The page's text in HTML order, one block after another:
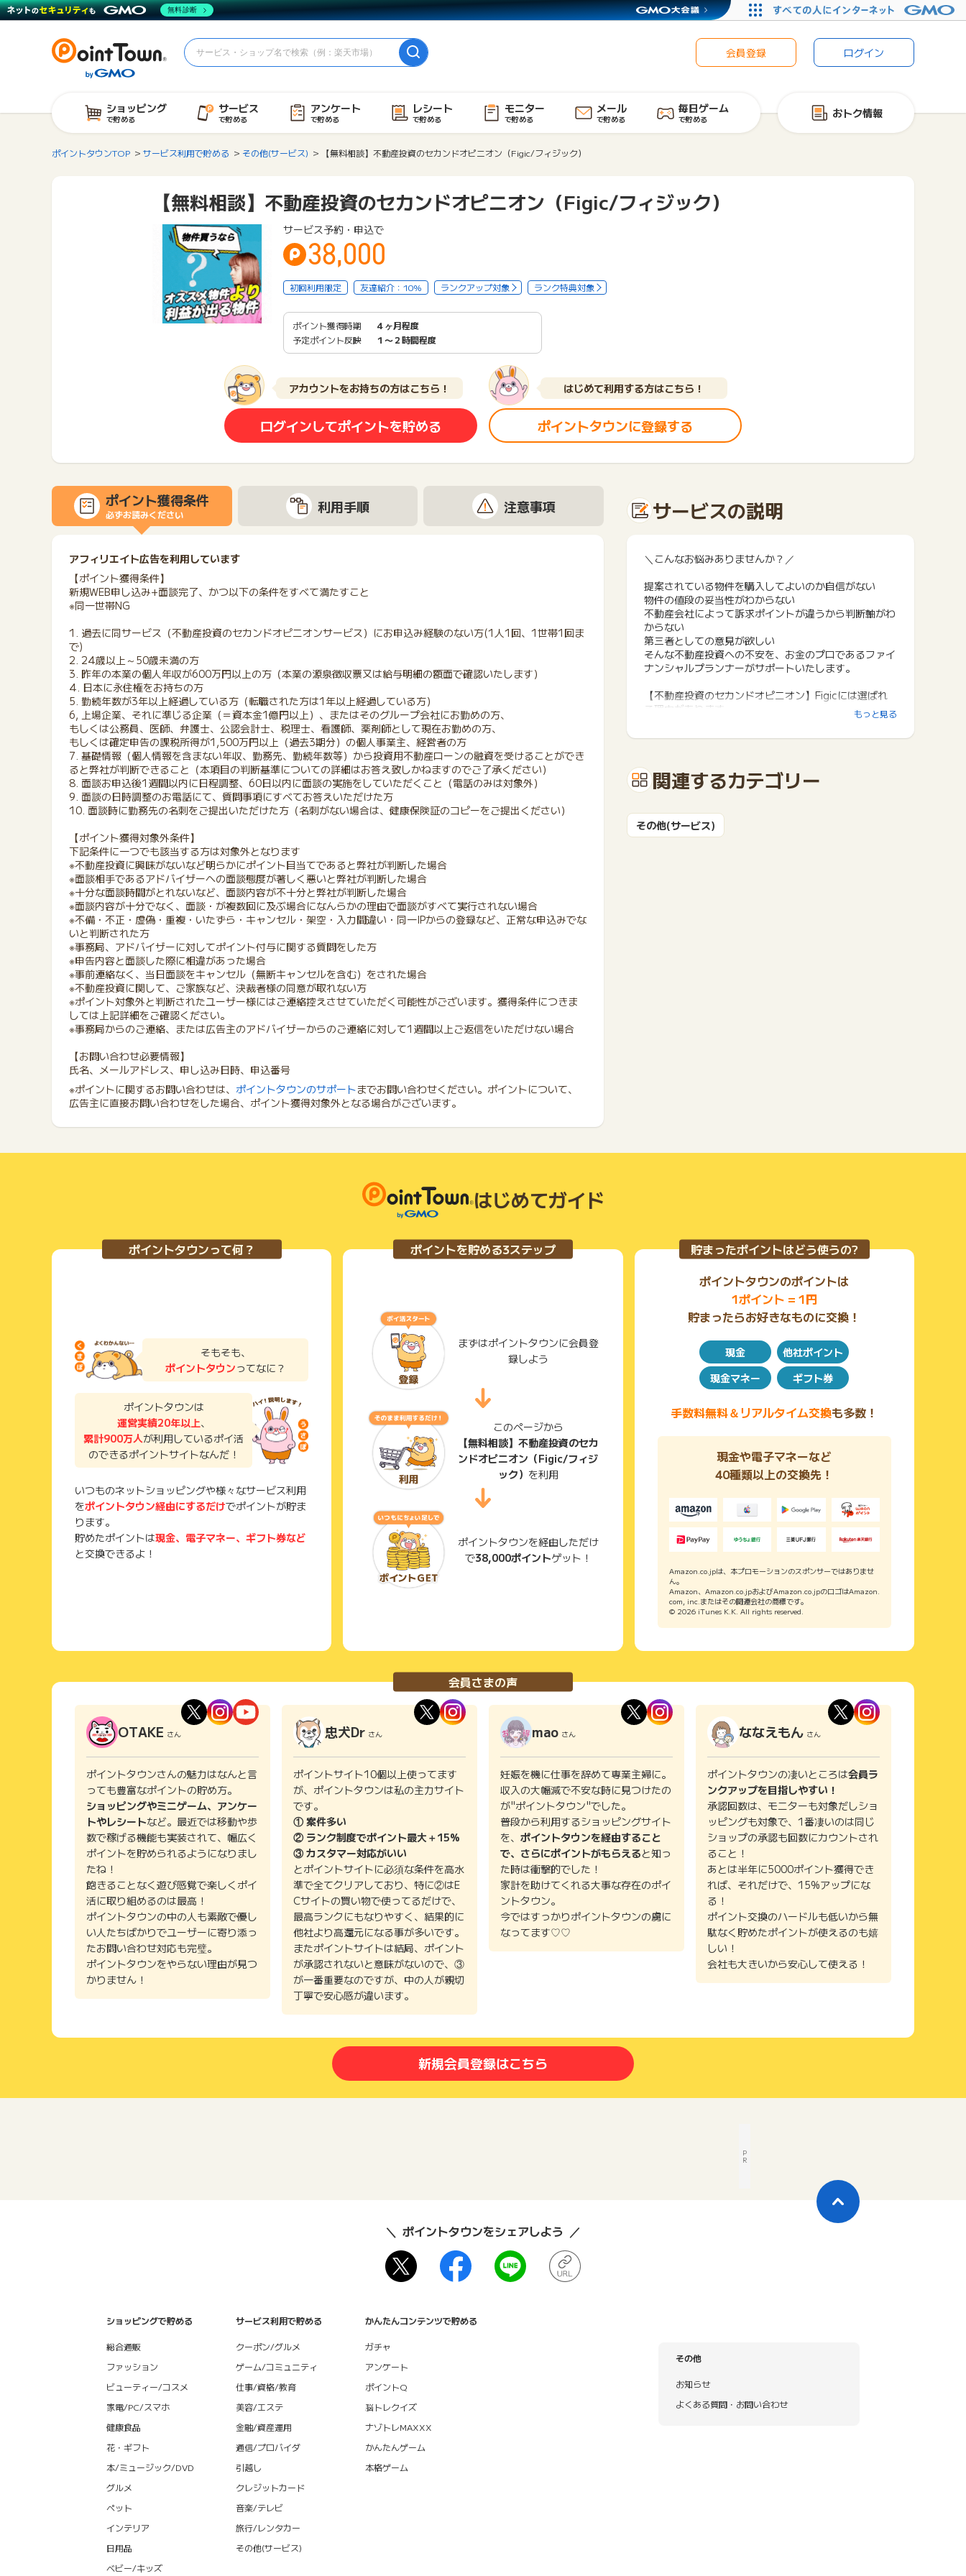
会員登録 ログイン
ショッピング
で貯める
サービス
で貯める
アンケート
で貯める
レシート
で貯める
モニター
で貯める
メール
で貯める
毎日ゲーム
で貯める おトク情報
ポイントタウンTOP サービス利用で貯める その他(サービス) 【無料相談】不動産投資のセカンドオピニオン（Figic/フィジック）
【無料相談】不動産投資のセカンドオピニオン（Figic/フィジック）
サービス予約・申込で
38,000
初回利用限定 友達紹介：10% ランクアップ対象 ランク特典対象
ポイント獲得時期
４ヶ月程度
予定ポイント反映
１〜２時間程度
アカウントをお持ちの方はこちら！
ログインしてポイントを貯める
はじめて利用する方はこちら！
ポイントタウンに登録する
ポイント獲得条件
必ずお読みください 利用手順 注意事項
アフィリエイト広告を利用しています
【ポイント獲得条件】
新規WEB申し込み+面談完了、かつ以下の条件をすべて満たすこと
※同一世帯NG
1. 過去に同サービス（不動産投資のセカンドオピニオンサービス）にお申込み経験のない方(1人1回、1世帯1回ま
で)
2. 24歳以上～50歳未満の方
3. 昨年の本業の個人年収が600万円以上の方（本業の源泉徴収票又は給与明細の額面で確認いたします）
4. 日本に永住権をお持ちの方
5. 勤続年数が3年以上経過している方（転職された方は1年以上経過している方）
6, 上場企業、それに準じる企業（＝資本金1億円以上）、またはそのグループ会社にお勤めの方、
もしくは公務員、医師、弁護士、公認会計士、税理士、看護師、薬剤師として現在お勤めの方、
もしくは確定申告の課税所得が1,500万円以上（過去3期分）の個人事業主、経営者の方
7. 基礎情報（個人情報を含まない年収、勤務先、勤続年数等）から投資用不動産ローンの融資を受けることができ
ると弊社が判断できること（本項目の判断基準についての詳細はお答え致しかねますのでご了承ください）
8. 面談お申込後1週間以内に日程調整、60日以内に面談の実施をしていただくこと（電話のみは対象外）
9. 面談の日時調整のお電話にて、質問事項にすべてお答えいただけた方
10. 面談時に勤務先の名刺をご提出いただけた方（名刺がない場合は、健康保険証のコピーをご提出ください）
【ポイント獲得対象外条件】
下記条件に一つでも該当する方は対象外となります
※不動産投資に興味がないなど明らかにポイント目当てであると弊社が判断した場合
※面談相手であるアドバイザーへの面談態度が著しく悪いと弊社が判断した場合
※十分な面談時間がとれないなど、面談内容が不十分と弊社が判断した場合
※面談内容が十分でなく、面談・が複数回に及ぶ場合になんらかの理由で面談がすべて実行されない場合
※不備・不正・虚偽・重複・いたずら・キャンセル・架空・入力間違い・同一IPからの登録など、正常な申込みでな
いと判断された方
※事務局、アドバイザーに対してポイント付与に関する質問をした方
※申告内容と面談した際に相違があった場合
※事前連絡なく、当日面談をキャンセル（無断キャンセルを含む）をされた場合
※不動産投資に関して、ご家族など、決裁者様の同意が取れない方
※ポイント対象外と判断されたユーザー様にはご連絡控えさせていただく可能性がございます。獲得条件につきま
しては上記詳細をご確認ください。
※事務局からのご連絡、または広告主のアドバイザーからのご連絡に対して1週間以上ご返信をいただけない場合
【お問い合わせ必要情報】
氏名、メールアドレス、申し込み日時、申込番号
※ポイントに関するお問い合わせは、 ポイントタウンのサポートまでお問い合わせください。ポイントについて、
広告主に直接お問い合わせをした場合、ポイント獲得対象外となる場合がございます。
サービスの説明
＼こんなお悩みありませんか？／
提案されている物件を購入してよいのか自信がない
物件の値段の妥当性がわからない
不動産会社によって訴求ポイントが違うから判断軸がわ
からない
第三者としての意見が欲しい
そんな不動産投資への不安を、お金のプロであるファイ
ナンシャルプランナーがサポートいたします。
【不動産投資のセカンドオピニオン】Figicには選ばれ
る理由があります。
不動産を所有しない第三者の視点で、ファイナンシャル
にあなたに合った資産形成をご提案します
不動産投資における物件選定のポイントをロジカルにお
物件購入前にぜひ一度ご相談ください！
もっと見る
関連するカテゴリー
その他(サービス)
はじめてガイド
ポイントタウンって何？
そもそも、
ポイントタウンってなに？
ポイントタウンは
運営実績20年以上、
累計900万人が利用しているポイ活
のできるポイントサイトなんだ！
いつものネットショッピングや様々なサービス利用
をポイントタウン経由にするだけでポイントが貯ま
ります。
貯めたポイントは現金、電子マネー、ギフト券など
と交換できるよ！
ポイントを貯める3ステップ
まずはポイントタウンに会員登
録しよう
このページから
【無料相談】不動産投資のセカ
ンドオピニオン（Figic/フィジ
ック） を利用
ポイントタウンを経由しただけ
で38,000ポイントゲット！
貯まったポイントはどう使うの?
ポイントタウンのポイントは
1ポイント = 1円
貯まったらお好きなものに交換！
現金
他社ポイント
現金マネー
ギフト券
手数料無料＆リアルタイム交換も多数！
現金や電子マネーなど
40種類以上の交換先！
Amazon.co.jpは、本プロモーションのスポンサーではありませ
ん。
Amazon、Amazon.co.jpおよびAmazon.co.jpのロゴはAmazon.
com, inc.またはその関連会社の商標です。
© 2026 iTunes K.K. All rights reserved.
会員さまの声
OTAKE さん
ポイントタウンさんの魅力はなんと言
っても豊富なポイントの貯め方。
ショッピングやミニゲーム、アンケー
トやレシートなど。最近では移動や歩
数で稼げる機能も実装されて、幅広く
ポイントを貯められるようになりまし
たね！
飽きることなく遊び感覚で楽しくポイ
活に取り組めるのは最高！
ポイントタウンの中の人も素敵で優し
い人たちばかりでユーザーに寄り添っ
たお問い合わせ対応も完璧。
ポイントタウンをやらない理由が見つ
かりません！
忠犬Dr さん
ポイントサイト10個以上使ってます
が、ポイントタウンは私の主力サイト
です。
① 案件多い
② ランク制度でポイント最大＋15%
③ カスタマー対応がいい
とポイントサイトに必須な条件を高水
準で全てクリアしており、特に②はE
Cサイトの買い物で使ってるだけで、
最高ランクにもなりやすく、結果的に
他社より高還元になる事が多いです。
またポイントサイトは結局、ポイント
が承認されないと意味がないので、③
が一番重要なのですが、中の人が親切
丁寧で安心感が違います。
mao さん
妊娠を機に仕事を辞めて専業主婦に。
収入の大幅減で不安な時に見つけたの
が"ポイントタウン"でした。
普段から利用するショッピングサイト
を、 ポイントタウンを経由すること
で、さらにポイントがもらえると知っ
た時は衝撃的でした！
家計を助けてくれる大事な存在のポイ
ントタウン。
今ではすっかりポイントタウンの虜に
なってます♡♡
ななえもん さん
ポイントタウンの凄いところは会員ラ
ンクアップを目指しやすい！
承認回数は、モニターも対象だしショ
ッピングも対象で、1番凄いのは同じ
ショップの承認も回数にカウントされ
ること！
あとは半年に5000ポイント獲得でき
れば、それだけで、15%アップにな
る！
ポイント交換のハードルも低いから無
駄なく貯めたポイントが使えるのも嬉
しい！
会社も大きいから安心して使える！
新規会員登録はこちら
P
R
ポイントタウンをシェアしよう
ショッピングで貯める
総合通販
ファッション
ビューティー/コスメ
家電/PC/スマホ
健康食品
花・ギフト
本/ミュージック/DVD
グルメ
ペット
インテリア
日用品
ベビー/キッズ
サービス利用で貯める
クーポン/グルメ
ゲーム/コミュニティ
仕事/資格/教育
美容/エステ
金融/資産運用
通信/プロバイダ
引越し
クレジットカード
音楽/テレビ
旅行/レンタカー
その他(サービス)
かんたんコンテンツで貯める
ガチャ
アンケート
ポイントQ
脳トレクイズ
ナゾトレMAXXX
かんたんゲーム
本格ゲーム
その他
お知らせ
よくある質問・お問い合わせ
無料診断